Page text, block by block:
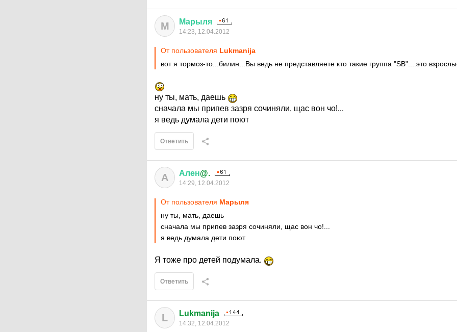
М Марыля
14:23, 12.04.2012
От пользователя Lukmanija
вот я тормоз-то...билин...Вы ведь не представляете кто такие группа "SB"....это
ну ты, мать, даешь
сначала мы припев зазря сочиняли, щас вон чо!...
я ведь думала дети поют
Ответить
А Ален@.
14:29, 12.04.2012
От пользователя Марыля
ну ты, мать, даешь
сначала мы припев зазря сочиняли, щас вон чо!...
я ведь думала дети поют
Я тоже про детей подумала.
Ответить
L Lukmanija
14:32, 12.04.2012